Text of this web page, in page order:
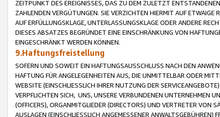
ZEITPUNKT DES EREIGNISSES, DAS ZU DEM ZULETZT
ZAHLENDEN VERGÜTUNGEN. SIE VERZICHTEN HIERMIT AUF
AUF ERFÜLLUNGSKLAGE, UNTERLASSUNGSKLAGE ODER ANDERE
DIESES ABSATZES BEGRÜNDET EINE EINSCHRÄNKUNG VON
EINGESCHRÄNKT WERDEN KÖNNEN.
9.Haftungsfreistellung
SOFERN UND SOWEIT EIN HAFTUNGSAUSSCHLUSS NACH DEN
HAFTUNG FÜR ANGELEGENHEITEN AUS, DIE UNMITTELBAR ODER
WEBSITE (EINSCHLIESSLICH IHRER NUTZUNG DER
VERPFLICHTEN SICH, UNS, UNSERE VERBUNDENEN UNTERNEHMEN
(OFFICERS), ORGANMITGLIEDER (DIRECTORS) UND VERTRETER VON
AUSLAGEN (EINSCHLIESSLICH ANGEMESSENER